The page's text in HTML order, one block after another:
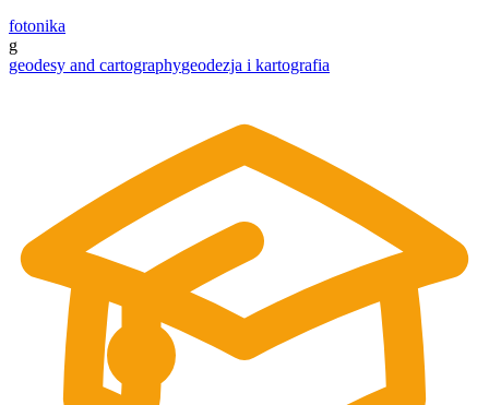
fotonika
g
geodesy and cartographygeodezja i kartografia